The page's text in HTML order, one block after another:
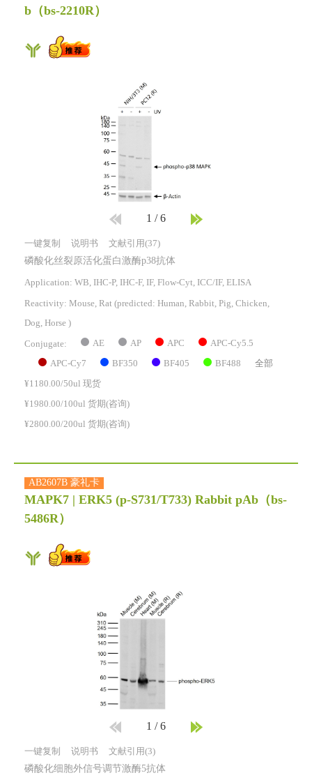
b （bs-2210R）
1 /6
一键复制 说明书 文献引用(37)
磷酸化丝裂原活化蛋白激酶p38抗体
Application: WB, IHC-P, IHC-F, IF, Flow-Cyt, ICC/IF, ELISA
Reactivity: Mouse, Rat (predicted: Human, Rabbit, Pig, Chicken,
Dog, Horse )
Conjugate: AE AP APC APC-Cy5.5
APC-Cy7 BF350 BF405 BF488 全部
¥1180.00/50ul 现货
¥1980.00/100ul 货期(咨询)
¥2800.00/200ul 货期(咨询)
AB2607B 豪礼卡
MAPK7 | ERK5 (p-S731/T733) Rabbit pAb （bs-
5486R）
1 /6
一键复制 说明书 文献引用(3)
磷酸化细胞外信号调节激酶5抗体